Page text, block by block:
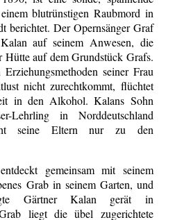
blutrünstigen Raubmord in
berichtet. Der Opernsänger Graf
auf seinem Anwesen, die
auf dem Grundstück Grafs.
seiner Frau
nicht zurechtkommt, flüchtet
in den Alkohol. Kalans Sohn
Lehrling in Norddeutschland
seine Eltern nur zu den
gemeinsam mit seinem
Grab in seinem Garten, und
Gärtner Kalan gerät in
liegt die übel zugerichtete